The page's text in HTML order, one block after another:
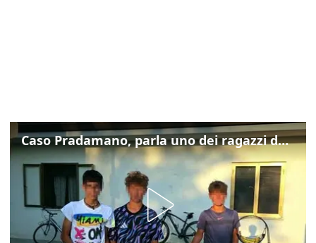
Caso Pradamano, parla uno dei ragazzi denunciati per la limonata: "Volevo anche aiutare i miei"